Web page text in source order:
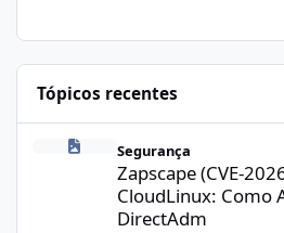
Tópicos recentes
Zapscape (CVE-2026-64561) no
Segurança
Zapscape (CVE-
CloudLinux: Como
DirectAdm